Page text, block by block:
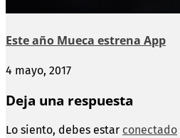
Este año Mueca estrena App
4 mayo, 2017
Deja una respuesta
Lo siento, debes estar conectado